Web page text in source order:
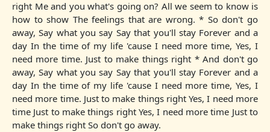
right Me and you what's going on? All we seem to know is
how to show The feelings that are wrong. * So don't go
away, Say what you say Say that you'll stay Forever and a
day In the time of my life 'cause I need more time, Yes, I
need more time. Just to make things right * And don't go
away, Say what you say Say that you'll stay Forever and a
day In the time of my life 'cause I need more time, Yes, I
need more time. Just to make things right Yes, I need more
time Just to make things right Yes, I need more time Just to
make things right So don't go away.